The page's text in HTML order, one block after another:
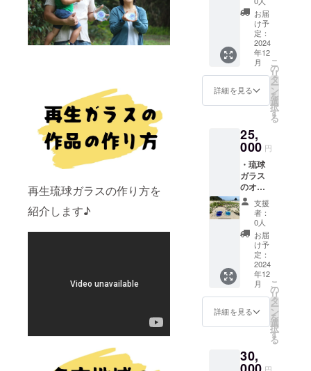
再生琉球ガラスの作り方を
紹介します♪
細〉 沖
縄県名
護市天
仁屋
（詳細
な住所
は後日
にて共
有しま
の交通
費、滞
在費は
各自で
ご負担
をお願
い致し
ます。
方法〉
詳細は
メール
で連絡
致しま
す。
〈店舗
の詳
細〉 沖
縄県名
護市天
仁屋
（詳細
な住所
は後日
にて共
有しま
くても
ご利用
いただ
けま
す。
〈日
時〉24
年12月
沖縄県
名護市
天仁屋
〈支援
者様の
交通費
や滞在
費〉 支
援者様
の交通
費、滞
在費は
各自で
ご負担
をお願
い致し
ます。
方法〉
詳細は
〈商品
詳細〉
直径
6.5cm
高さ
8.5cm
・建設
予定の
琉球ガ
ラス工
て、 琉
球ガラ
スつく
り体
験 4名
様分 ※
体験は
ご本人
様でな
くても
ご利用
いただ
けま
す。
〈日
時〉24
年12月
沖縄県
名護市
お届
け予
定：
2024
年12
月
詳細を見る
こ
の
リ
タ
ー
ン
を
選
択
す
る
25,
000 円
・琉球
ガラス
のオリ
ジナル
グラ
ス 2つ
〈商品
詳細〉
直径
6.5cm
高さ
8.5cm
・建設
予定の
琉球ガ
ラス工
て、 琉
球ガラ
支援
者：
0人
お届
け予
定：
2024
年12
月
詳細を見る
こ
の
リ
タ
ー
ン
を
選
択
す
る
30,
円